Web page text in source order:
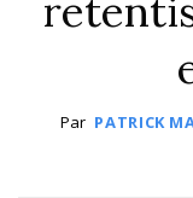
Par PATRICK